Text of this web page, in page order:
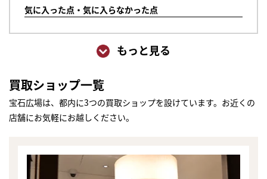
気に入った点・気に入らなかった点
もっと見る
買取ショップ一覧
宝石広場は、都内に3つの買取ショップを設けています。お近くの
店舗にお気軽にお越しください。